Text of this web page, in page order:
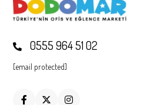
0555 964 51 02
[email protected]